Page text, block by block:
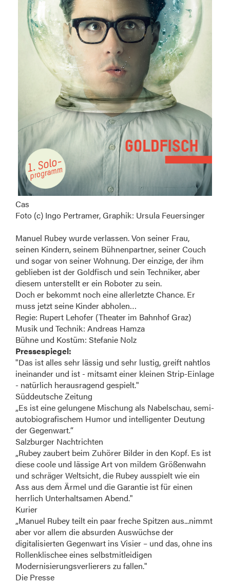
Cas
Foto (c) Ingo Pertramer, Graphik: Ursula Feuersinger
Manuel Rubey wurde verlassen. Von seiner Frau,
seinen Kindern, seinem Bühnenpartner, seiner Couch
und sogar von seiner Wohnung. Der einzige, der ihm
geblieben ist der Goldfisch und sein Techniker, aber
diesem unterstellt er ein Roboter zu sein.
Doch er bekommt noch eine allerletzte Chance. Er
muss jetzt seine Kinder abholen…
Regie: Rupert Lehofer (Theater im Bahnhof Graz)
Musik und Technik: Andreas Hamza
Bühne und Kostüm: Stefanie Nolz
Pressespiegel:
"Das ist alles sehr lässig und sehr lustig, greift nahtlos
ineinander und ist - mitsamt einer kleinen Strip-Einlage
- natürlich herausragend gespielt."
Süddeutsche Zeitung
„Es ist eine gelungene Mischung als Nabelschau, semi-
autobiografischem Humor und intelligenter Deutung
der Gegenwart.“
Salzburger Nachtrichten
„Rubey zaubert beim Zuhörer Bilder in den Kopf. Es ist
diese coole und lässige Art von mildem Größenwahn
und schräger Weltsicht, die Rubey ausspielt wie ein
Ass aus dem Ärmel und die Garantie ist für einen
herrlich Unterhaltsamen Abend."
Kurier
„Manuel Rubey teilt ein paar freche Spitzen aus...nimmt
aber vor allem die absurden Auswüchse der
digitalisierten Gegenwart ins Visier – und das, ohne ins
Rollenklischee eines selbstmitleidigen
Modernisierungsverlierers zu fallen."
Die Presse